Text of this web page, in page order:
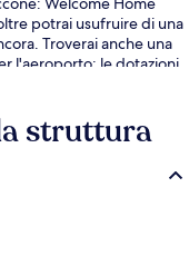
potrai usufruire di una
Troverai anche una
l'aeroporto; le dotazioni
Le recensioni degli
struttura